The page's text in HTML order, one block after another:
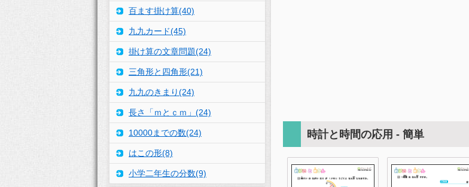
時計と時間の応用 - 簡単
百ます掛け算(40)
九九カード(45)
掛け算の文章問題(24)
三角形と四角形(21)
九九のきまり(24)
長さ「ｍとｃｍ」(24)
10000までの数(24)
はこの形(8)
小学二年生の分数(9)